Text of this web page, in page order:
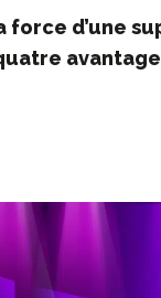
force d’une